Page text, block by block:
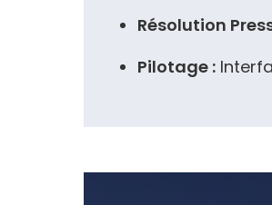
Résolution
Pilotage :